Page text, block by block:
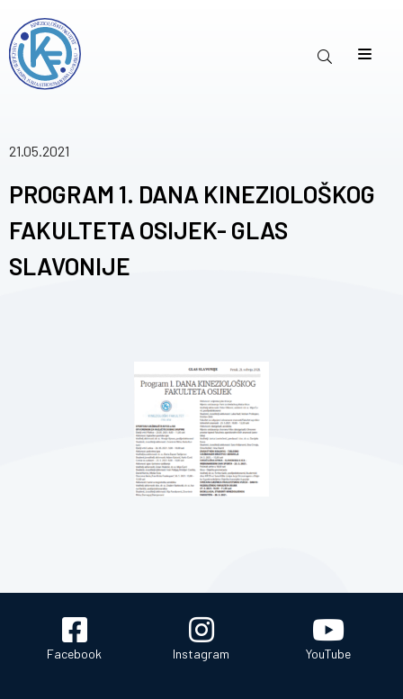
21.05.2021
PROGRAM 1. DANA KINEZIOLOŠKOG
FAKULTETA OSIJEK- GLAS
SLAVONIJE
Facebook Instagram YouTube